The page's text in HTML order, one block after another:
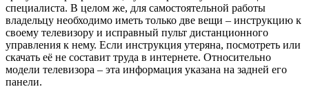
специалиста. В целом же, для самостоятельной работы
владельцу необходимо иметь только две вещи – инструкцию к
своему телевизору и исправный пульт дистанционного
управления к нему. Если инструкция утеряна, посмотреть или
скачать её не составит труда в интернете. Относительно
модели телевизора – эта информация указана на задней его
панели.